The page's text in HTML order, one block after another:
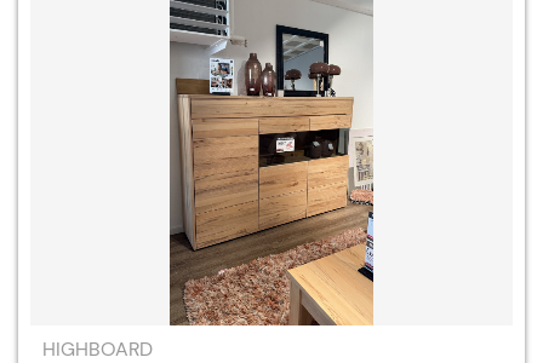
HIGHBOARD